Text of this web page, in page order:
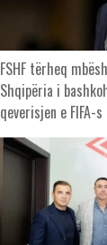
FSHF tërheq
Shqipëria i
qeverisjen e FIFA-s